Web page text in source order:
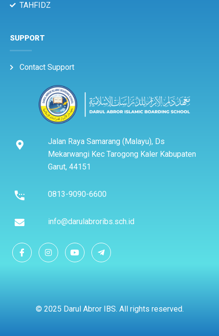
TAHFIDZ
SUPPORT
Contact Support
Jalan Raya Samarang (Malayu), Ds
Mekarwangi Kec Tarogong Kaler Kabupaten
Garut, 44151
0813-9090-6600
info@darulabroribs.sch.id
© 2025 Darul Abror IBS. All rights reserved.